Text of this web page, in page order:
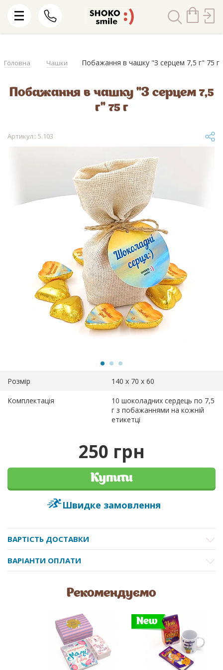
Головна Чашки Побажання в чашку "З серцем 7,5 г" 75 г
Побажання в чашку "З серцем 7,5
г" 75 г
Артикул:: 5.103
Розмір 140 х 70 х 60
Комплектація
10 шоколадних сердець по 7,5
г з побажаннями на кожній
етикетці
250 грн
Купити
Швидке замовлення
ВАРТІСТЬ ДОСТАВКИ
ВАРІАНТИ ОПЛАТИ
Рекомендуємо
New